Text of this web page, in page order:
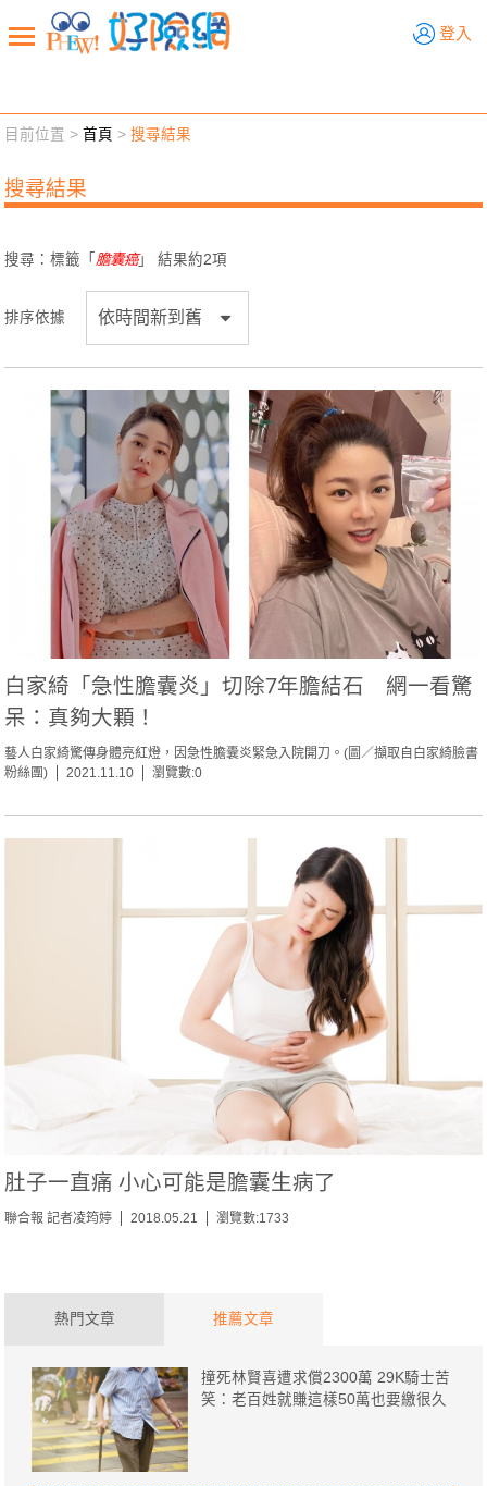
登入
新聞觀點 業務交流
退休先準備 好險學堂 輔銷工具 活動專區
目前位置 >首頁 >搜尋結果
搜尋結果
搜尋：標籤「膽囊癌」 結果約2項
排序依據
白家綺「急性膽囊炎」切除7年膽結石 網一看驚
呆：真夠大顆！
藝人白家綺驚傳身體亮紅燈，因急性膽囊炎緊急入院開刀。(圖／擷取自白家綺臉書
粉絲團)
2021.11.10 瀏覽數:0
肚子一直痛 小心可能是膽囊生病了
聯合報 記者凌筠婷 2018.05.21 瀏覽數:1733
熱門文章 推薦文章
撞死林賢喜遭求償2300萬 29K騎士苦
笑：老百姓就賺這樣50萬也要繳很久